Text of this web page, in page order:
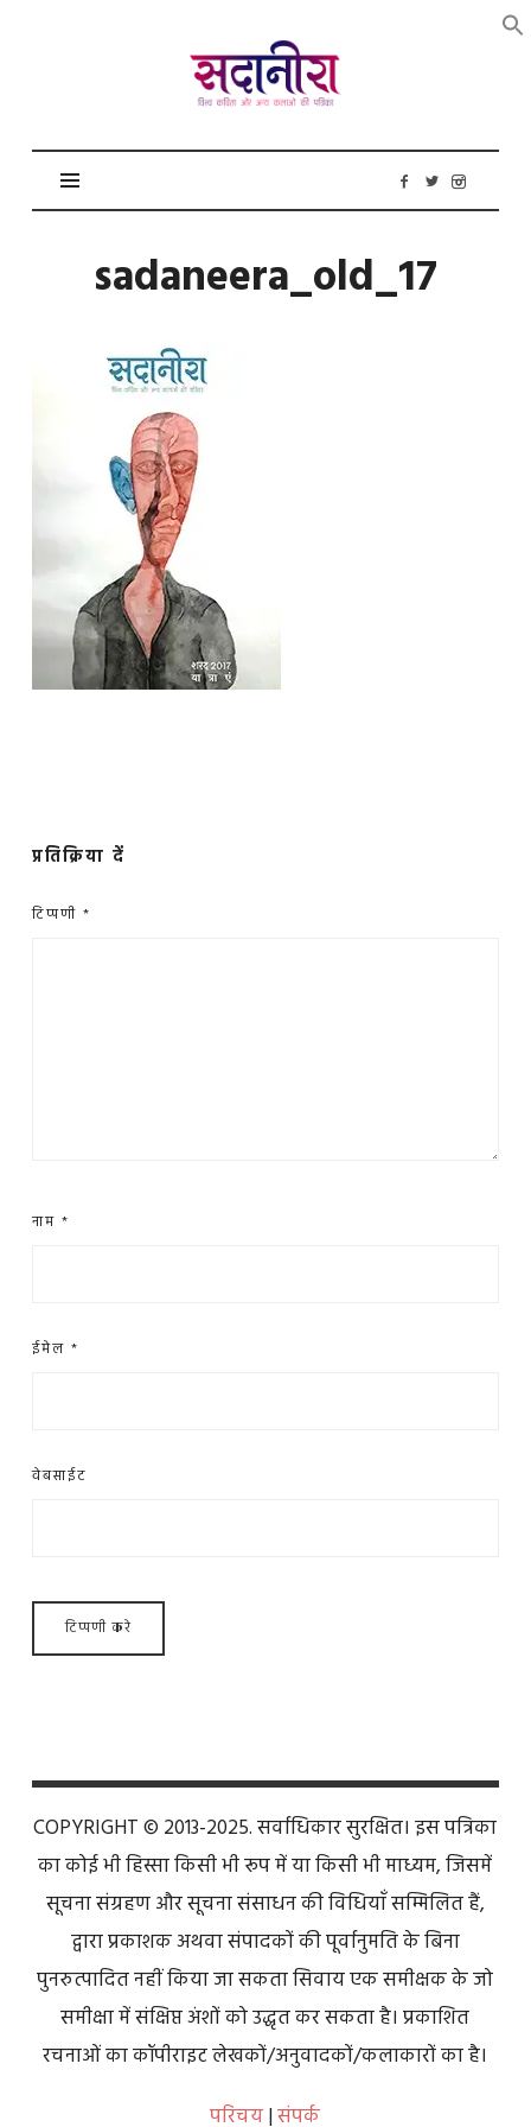
सदानीरा
sadaneera_old_17
प्रतिक्रिया दें
टिप्पणी *
नाम *
ईमेल *
वेबसाईट
COPYRIGHT © 2013-2025. सर्वाधिकार सुरक्षित। इस पत्रिका
का कोई भी हिस्सा किसी भी रूप में या किसी भी माध्यम, जिसमें
सूचना संग्रहण और सूचना संसाधन की विधियाँ सम्मिलित हैं,
द्वारा प्रकाशक अथवा संपादकों की पूर्वानुमति के बिना
पुनरुत्पादित नहीं किया जा सकता सिवाय एक समीक्षक के जो
समीक्षा में संक्षिप्त अंशों को उद्धृत कर सकता है। प्रकाशित
रचनाओं का कॉपीराइट लेखकों/अनुवादकों/कलाकारों का है।
परिचय|संपर्क